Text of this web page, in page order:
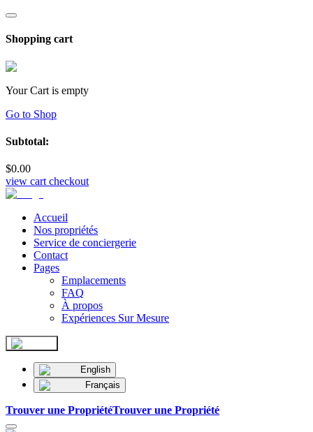
Shopping cart
Your Cart is empty
Go to Shop
Subtotal:
$0.00
view cart checkout
Accueil
Nos propriétés
Service de conciergerie
Contact
Pages
Emplacements
FAQ
À propos
Expériences Sur Mesure
English
Français
Trouver une PropriétéTrouver une Propriété